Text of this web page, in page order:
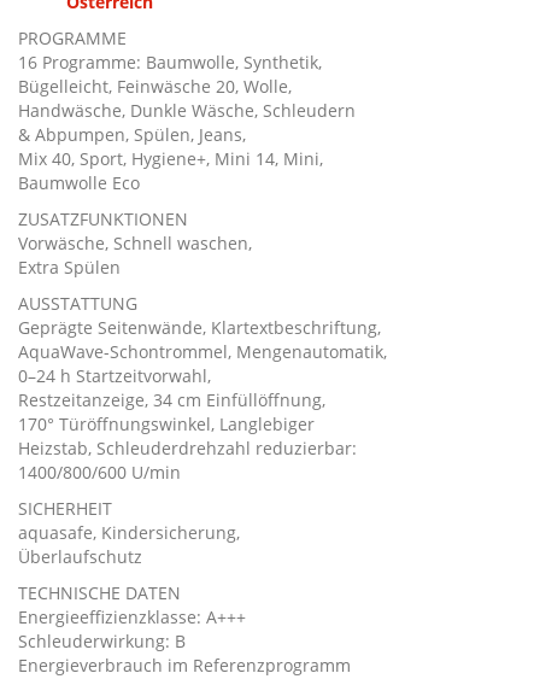
PROGRAMME
16 Programme: Baumwolle, Synthetik,
Bügelleicht, Feinwäsche 20, Wolle,
Handwäsche, Dunkle Wäsche, Schleudern
& Abpumpen, Spülen, Jeans,
Mix 40, Sport, Hygiene+, Mini 14, Mini,
Baumwolle Eco
ZUSATZFUNKTIONEN
Vorwäsche, Schnell waschen,
Extra Spülen
AUSSTATTUNG
Geprägte Seitenwände, Klartextbeschriftung,
AquaWave-Schontrommel, Mengenautomatik,
0–24 h Startzeitvorwahl,
Restzeitanzeige, 34 cm Einfüllöffnung,
170° Türöffnungswinkel, Langlebiger
Heizstab, Schleuderdrehzahl reduzierbar:
1400/800/600 U/min
SICHERHEIT
aquasafe, Kindersicherung,
Überlaufschutz
TECHNISCHE DATEN
Energieeffizienzklasse: A+++
Schleuderwirkung: B
Energieverbrauch im Referenzprogramm